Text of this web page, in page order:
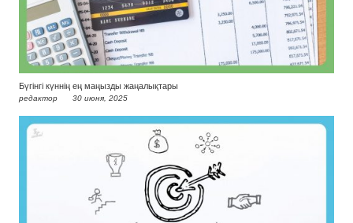
Бүгінгі күннің ең маңызды жаңалықтары
редактор 30 июня, 2025